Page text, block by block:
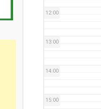
12:00
13:00
14:00
15:00